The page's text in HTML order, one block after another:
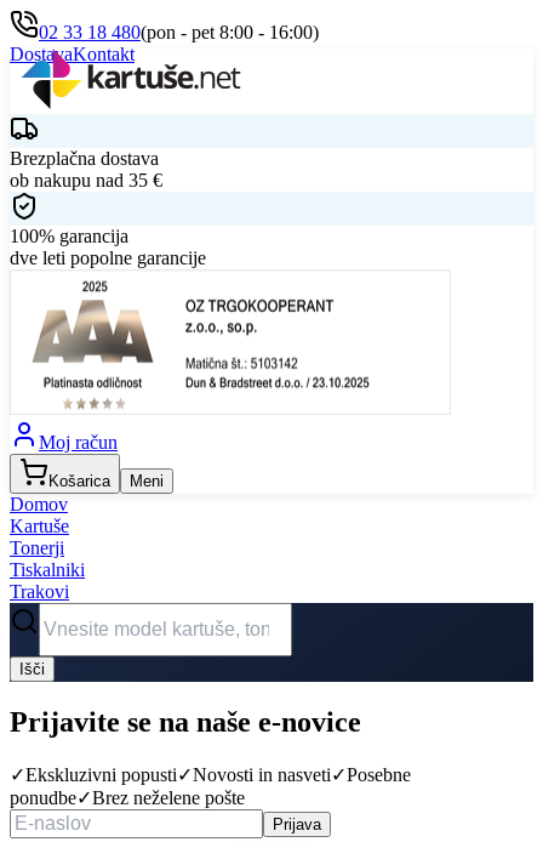
02 33 18 480(pon - pet 8:00 - 16:00)
DostavaKontakt
Brezplačna dostava
ob nakupu nad 35 €
100% garancija
dve leti popolne garancije
Moj račun
Košarica Meni
Domov
Kartuše
Tonerji
Tiskalniki
Trakovi
Išči
Prijavite se na naše e-novice
✓Ekskluzivni popusti✓Novosti in nasveti✓Posebne
ponudbe✓Brez neželene pošte
Prijava